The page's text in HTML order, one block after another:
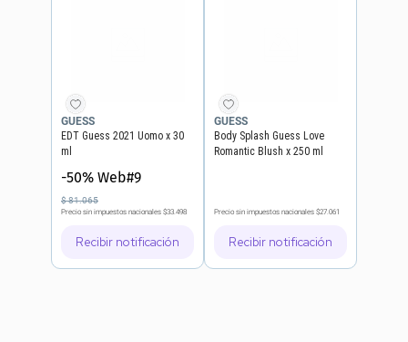
GUESS
EDT Guess 2021 Uomo x 30
ml
-50% Web#9
$81.065
Precio sin impuestos nacionales $33.498
Recibir notificación
GUESS
Body Splash Guess Love
Romantic Blush x 250 ml
Precio sin impuestos nacionales $27.061
Recibir notificación